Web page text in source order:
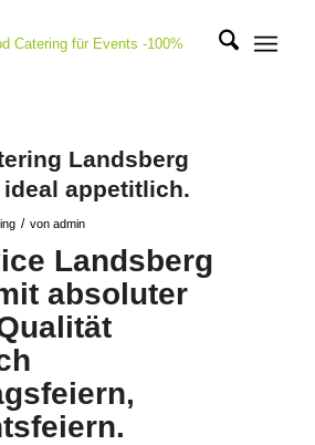
Landsberg
appetitlich.
/ von admin
Landsberg
absoluter